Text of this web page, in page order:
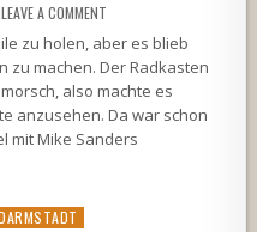
LEAVE A COMMENT
zu holen, aber es blieb
zu machen. Der Radkasten
also machte es
anzusehen. Da war schon
mit Mike Sanders